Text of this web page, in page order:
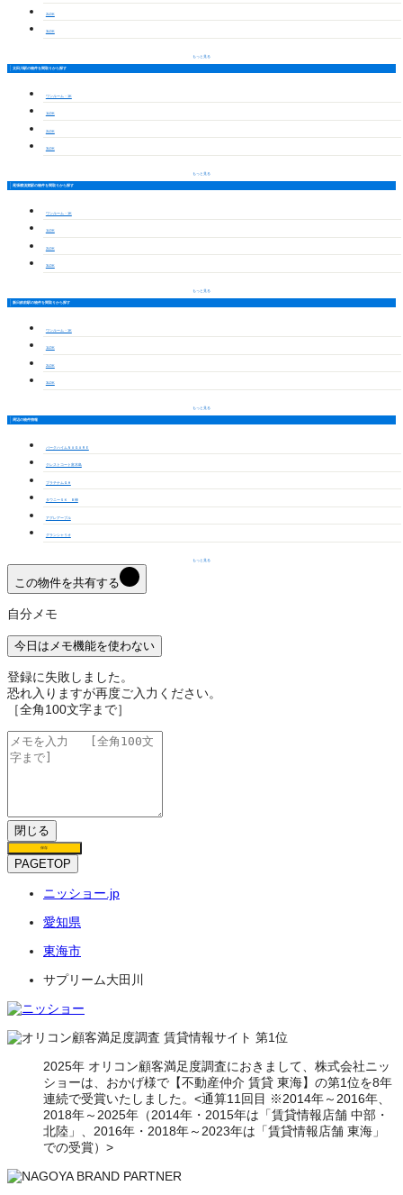
2LDK
3LDK
もっと見る
太田川駅の物件を間取りから探す
ワンルーム・1K
1LDK
2LDK
3LDK
もっと見る
尾張横須賀駅の物件を間取りから探す
ワンルーム・1K
1LDK
2LDK
3LDK
もっと見る
新日鉄前駅の物件を間取りから探す
ワンルーム・1K
1LDK
2LDK
3LDK
もっと見る
周辺の物件情報
パークハイムＮＡＧＡＲＥ
クレストコート富木島
プラチナムＧＨ
タウニーＳＫ Ｂ棟
アグレアーブル
グランシャリオ
もっと見る
この物件を共有する
自分メモ
今日はメモ機能を使わない
登録に失敗しました。
恐れ入りますが再度ご入力ください。
［全角100文字まで］
閉じる
保存
PAGETOP
ニッショー.jp
愛知県
東海市
サプリーム大田川
2025年 オリコン顧客満足度調査におきまして、株式会社ニッ
ショーは、おかげ様で【不動産仲介 賃貸 東海】の第1位を8年
連続で受賞いたしました。<通算11回目 ※2014年～2016年、
2018年～2025年（2014年・2015年は「賃貸情報店舗 中部・
北陸」、2016年・2018年～2023年は「賃貸情報店舗 東海」
での受賞）>